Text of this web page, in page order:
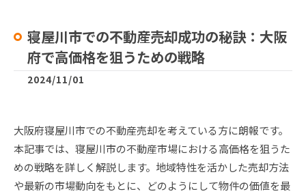
寝屋川市での不動産売却成功の秘訣：大阪
府で高価格を狙うための戦略
2024/11/01
大阪府寝屋川市での不動産売却を考えている方に朗報です。
本記事では、寝屋川市の不動産市場における高価格を狙うた
めの戦略を詳しく解説します。地域特性を活かした売却方法
や最新の市場動向をもとに、どのようにして物件の価値を最